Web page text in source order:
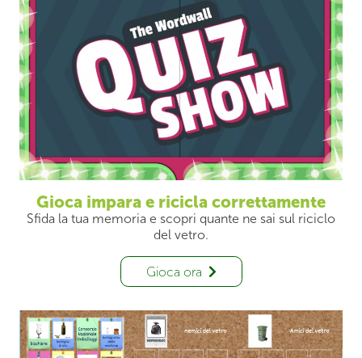
Gioca impara e ricicla correttamente
Sfida la tua memoria e scopri quante ne sai sul riciclo
del vetro.
Gioca ora